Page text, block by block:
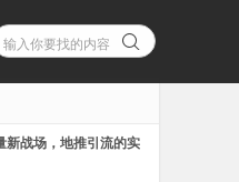
新战场，地推引流的实